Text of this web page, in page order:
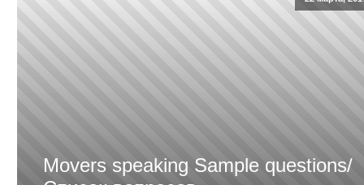
Movers speaking Sample questions/